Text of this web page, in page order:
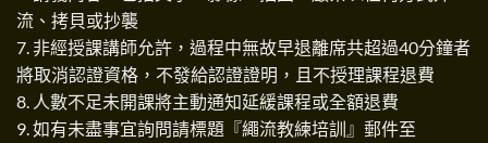
流、拷貝或抄襲
7. 非經授課講師允許，過程中無故早退離席共超過40分鐘者
將取消認證資格，不發給認證證明，且不授理課程退費
8. 人數不足未開課將主動通知延緩課程或全額退費
9. 如有未盡事宜詢問請標題『繩流教練培訓』郵件至